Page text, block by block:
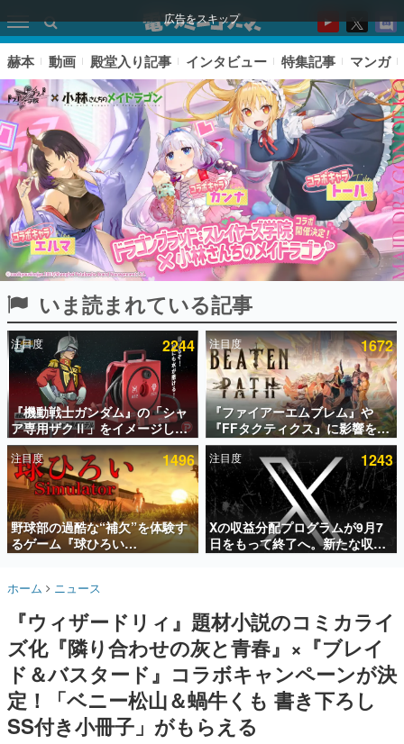
広告をスキップ
ピックアップ
電ファミのいま読まれている記事ランキング
アプリセール情報
インタビュー
連載・特集一覧
殿堂入り記事
SNS拡散数が数千以上！ ページビュー数万以上！ などな
ど。多くの人々に読まれた、電ファミ渾身の“殿堂入り”記
事をまとめました。
名作ゲームクリエイターの方々に製作時のエピソードをお
きます。
赫本
この物語を解いてはいけない。『赫本』は、〈試験問題〉
の形をした短編ホラー小説集です。
新世代に訊く
これからのデジタルゲーム市場を担う若きクリエイター達
赫本 動画 殿堂入り記事 インタビュー 特集記事 マンガ
いま読まれている記事
注目度 2244
『機動戦士ガンダム』の「シャ
ア専用ザクⅡ」をイメージした
散水ホースリールが予約開始。
本体にはシャアのパーソナルマ
ークやジオン公国軍のエンブレ
ム、型式番号などを配置
注目度 1672
『ファイアーエムブレム』や
『FFタクティクス』に影響を受
けた新作戦略RPG『Beaten
Path』2027年に発売へ。
PC（Steam）、PS5、Xbox、
Switch向けにリリース予定
注目度 1496
野球部の過酷な“補欠”を体験す
るゲーム『球ひろい
Simulator』が「1件」のウィッ
対応しSNSで話題に。『キング
プロ野球選手から称賛の声
注目度 1243
Xの収益分配プログラムが9月7
日をもって終了へ。新たな収益
化制度「Original Content
ホーム ニュース
『ウィザードリィ』題材小説のコミカライ
ズ化『隣り合わせの灰と青春』×『ブレイ
ド＆バスタード』コラボキャンペーンが決
定！「ベニー松山＆蝸牛くも 書き下ろし
SS付き小冊子」がもらえる